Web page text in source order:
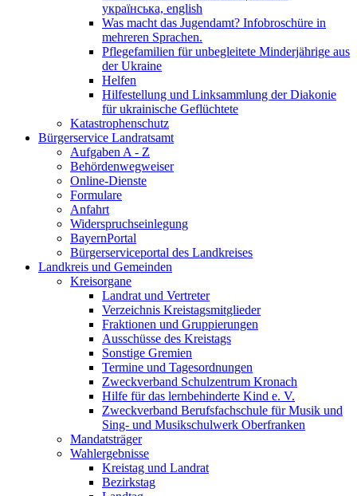
українська, english
Was macht das Jugendamt? Infobroschüre in
mehreren Sprachen.
Pflegefamilien für unbegleitete Minderjährige aus
der Ukraine
Helfen
Hilfestellung und Linksammlung der Diakonie
für ukrainische Geflüchtete
Katastrophenschutz
Bürgerservice Landratsamt
Aufgaben A - Z
Behördenwegweiser
Online-Dienste
Formulare
Anfahrt
Widerspruchseinlegung
BayernPortal
Bürgerserviceportal des Landkreises
Landkreis und Gemeinden
Kreisorgane
Landrat und Vertreter
Verzeichnis Kreistagsmitglieder
Fraktionen und Gruppierungen
Ausschüsse des Kreistags
Sonstige Gremien
Termine und Tagesordnungen
Zweckverband Schulzentrum Kronach
Hilfe für das lernbehinderte Kind e. V.
Zweckverband Berufsfachschule für Musik und
Sing- und Musikschulwerk Oberfranken
Mandatsträger
Wahlergebnisse
Kreistag und Landrat
Bezirkstag